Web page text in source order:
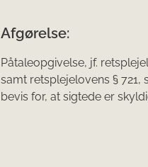
Afgørelse:
Påtaleopgivelse, jf.
samt retsplejelovens § 721,
bevis for, at sigtede er